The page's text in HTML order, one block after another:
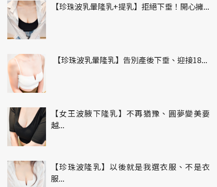
【珍珠波乳暈隆乳+提乳】拒絕下垂！開心擁...
【珍珠波乳暈隆乳】告別產後下垂、迎接18...
【女王波腋下隆乳】不再猶豫、圓夢變美要
越...
【珍珠波隆乳】以後就是我選衣服、不是衣
服...